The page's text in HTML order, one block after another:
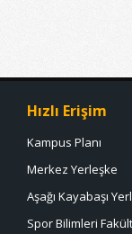
Hızlı Erişim
Kampus Planı
Merkez Yerleşke
Aşağı Kayabaşı
Spor Bilimleri